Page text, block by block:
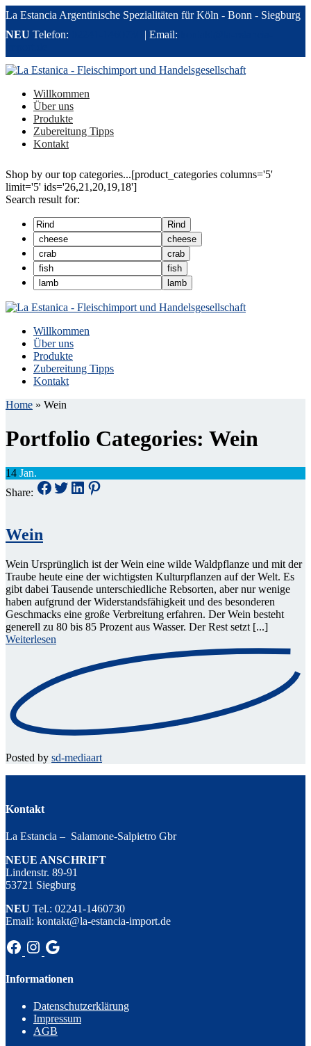
La Estancia Argentinische Spezialitäten für Köln - Bonn - Siegburg
NEU Telefon: | Email:
Willkommen
Über uns
Produkte
Zubereitung Tipps
Kontakt
Shop by our top categories...[product_categories columns='5'
limit='5' ids='26,21,20,19,18']
Search result for:
Rind
cheese
crab
fish
lamb
Willkommen
Über uns
Produkte
Zubereitung Tipps
Kontakt
Home » Wein
Portfolio Categories: Wein
14 Jan.
Share:
Wein
Wein Ursprünglich ist der Wein eine wilde Waldpflanze und mit der
Traube heute eine der wichtigsten Kulturpflanzen auf der Welt. Es
gibt dabei Tausende unterschiedliche Rebsorten, aber nur wenige
haben aufgrund der Widerstandsfähigkeit und des besonderen
Geschmacks eine große Verbreitung erfahren. Der Wein besteht
generell zu 80 bis 85 Prozent aus Wasser. Der Rest setzt [...]
Weiterlesen
Posted by sd-mediaart
Kontakt
La Estancia – Salamone-Salpietro Gbr
NEUE ANSCHRIFT
Lindenstr. 89-91
53721 Siegburg
NEU Tel.: 02241-1460730
Email: kontakt@la-estancia-import.de
Informationen
Datenschutzerklärung
Impressum
AGB